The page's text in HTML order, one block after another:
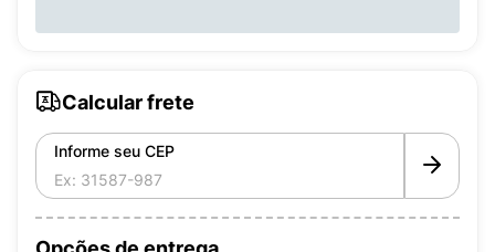
Calcular frete
Informe seu CEP